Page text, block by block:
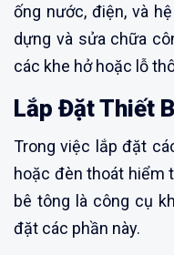
ống nước, điện, và
dựng và sửa chữa
các khe hở hoặc lỗ
Lắp Đặt Thiết
Trong việc lắp đặt
hoặc đèn thoát hiểm
bê tông là công cụ
đặt các phần này.